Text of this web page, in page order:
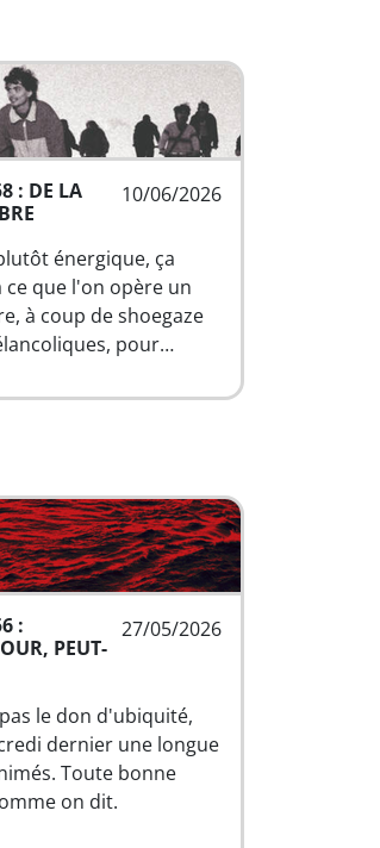
10/06/2026
: DE LA
énergique, ça
que l'on opère un
à coup de shoegaze
pour…
27/05/2026
:
PEUT-
le don d'ubiquité,
dernier une longue
Toute bonne
on dit.